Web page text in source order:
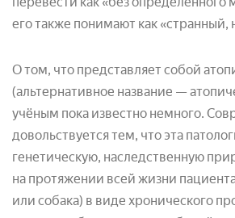
его также понимают как
О том, что представляет собой
(альтернативное название —
учёным пока известно немного.
довольствуется тем, что эта
генетическую, наследственную
на протяжении всей жизни
или собака) в виде хронического